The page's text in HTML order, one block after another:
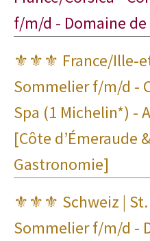
f/m/d - Domaine
⚜⚜⚜ France/Ille-
Sommelier f/m/d -
Spa (1 Michelin*) -
[Côte d’Émeraude
Gastronomie]
⚜⚜⚜ Schweiz | St.
Sommelier f/m/d -